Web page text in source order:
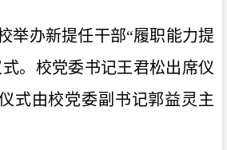
举办新提任干部“履职能力提
。校党委书记王君松出席仪
式由校党委副书记郭益灵主